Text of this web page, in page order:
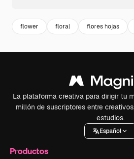
flower floral flores hojas
La plataforma creativa para dirigir tu
millón de suscriptores entre
estudios.
Español
Productos